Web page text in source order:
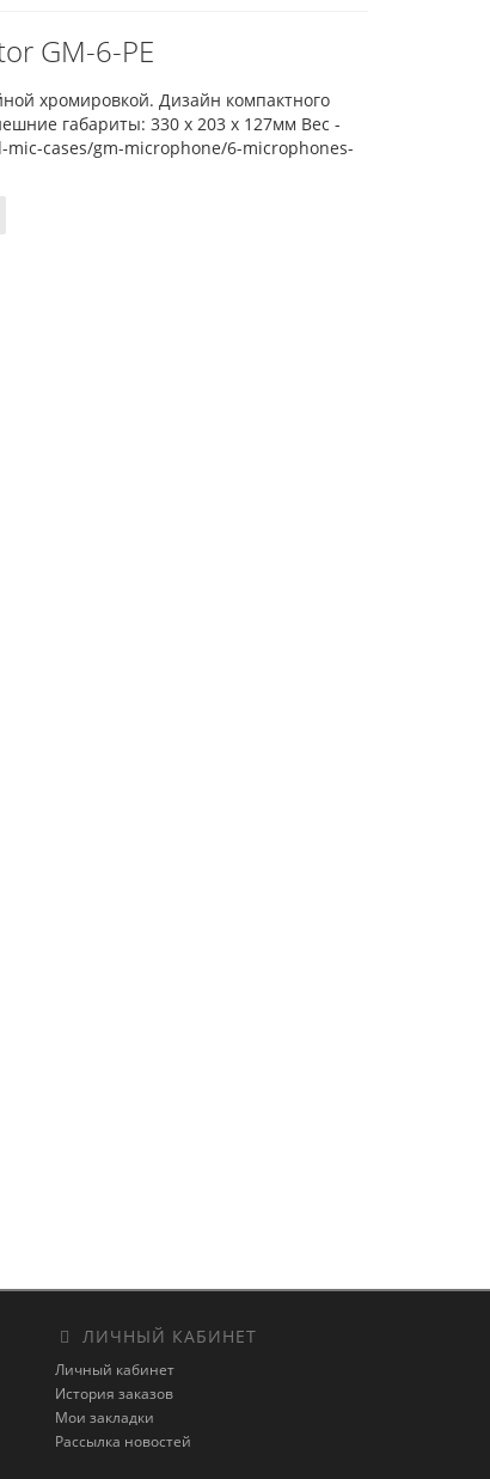
GM-6-PE
хромировкой. Дизайн компактного
габариты: 330 х 203 х 127мм Вес -
cases/gm-microphone/6-microphones-
ЛИЧНЫЙ КАБИНЕТ
Личный кабинет
История заказов
Мои закладки
Рассылка новостей